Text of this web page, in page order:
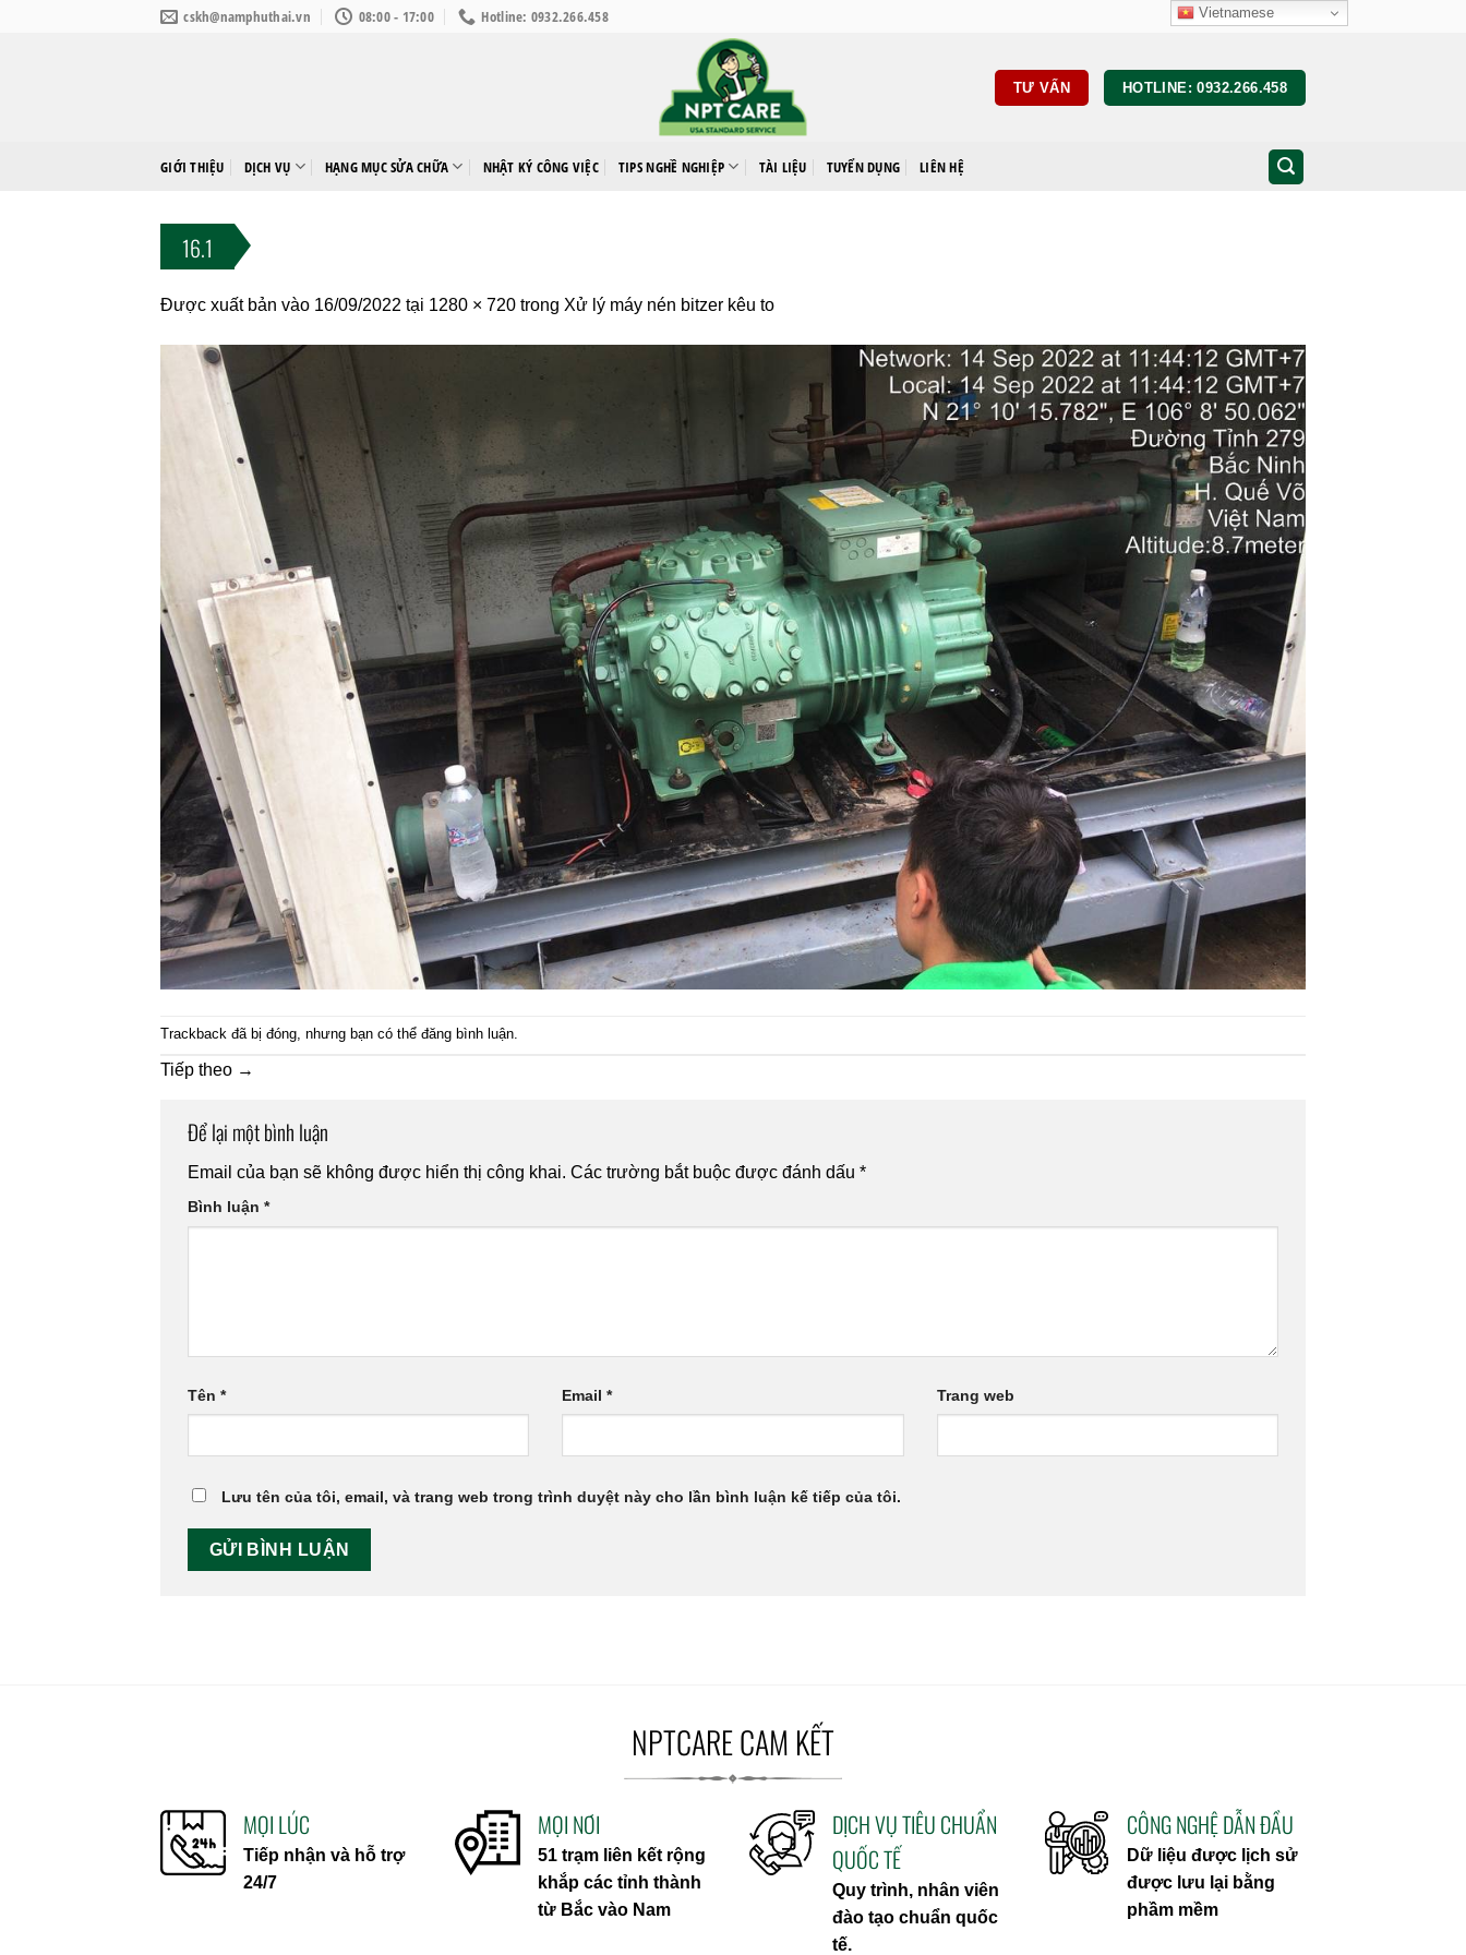
cskh@namphuthai.vn 08:00 - 17:00 Hotline: 0932.266.458
TƯ VẤN HOTLINE: 0932.266.458
GIỚI THIỆU DỊCH VỤ HẠNG MỤC SỬA CHỮA NHẬT KÝ CÔNG VIỆC TIPS NGHỀ NGHIỆP TÀI LIỆU TUYỂN DỤNG LIÊN HỆ
16.1
Được xuất bản vào 16/09/2022 tại 1280 × 720 trong Xử lý máy nén bitzer kêu to
Trackback đã bị đóng, nhưng bạn có thể đăng bình luận.
Tiếp theo →
Để lại một bình luận
Email của bạn sẽ không được hiển thị công khai. Các trường bắt buộc được đánh dấu *
Bình luận *
Tên * Email* Trang web
Lưu tên của tôi, email, và trang web trong trình duyệt này cho lần bình luận kế tiếp của tôi.
NPTCARE CAM KẾT
MỌI LÚC
Tiếp nhận và hỗ trợ
24/7
MỌI NƠI
51 trạm liên kết rộng
khắp các tỉnh thành
từ Bắc vào Nam
DỊCH VỤ TIÊU CHUẨN
QUỐC TẾ
Quy trình, nhân viên
đào tạo chuẩn quốc
tế.
CÔNG NGHỆ DẪN ĐẦU
Dữ liệu được lịch sử
được lưu lại bằng
phầm mềm
Vietnamese